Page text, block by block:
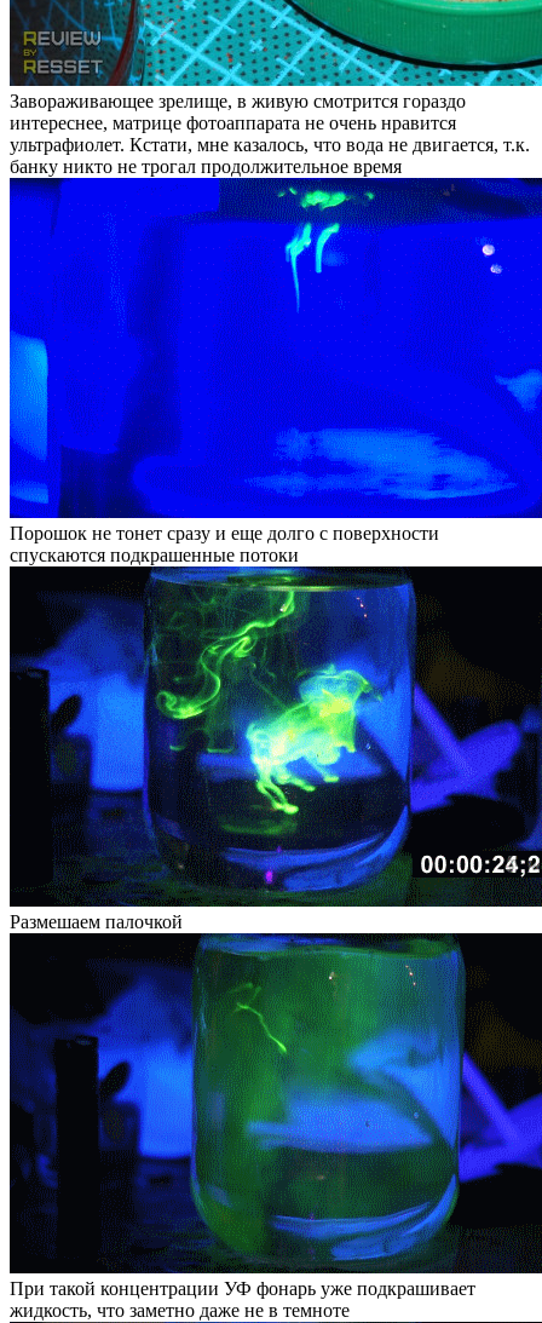
Завораживающее зрелище, в живую смотрится гораздо
интереснее, матрице фотоаппарата не очень нравится
ультрафиолет. Кстати, мне казалось, что вода не двигается, т.к.
банку никто не трогал продолжительное время
Порошок не тонет сразу и еще долго с поверхности
спускаются подкрашенные потоки
Размешаем палочкой
При такой концентрации УФ фонарь уже подкрашивает
жидкость, что заметно даже не в темноте